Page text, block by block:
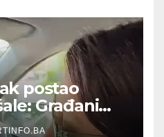
postao
Građani
poruku